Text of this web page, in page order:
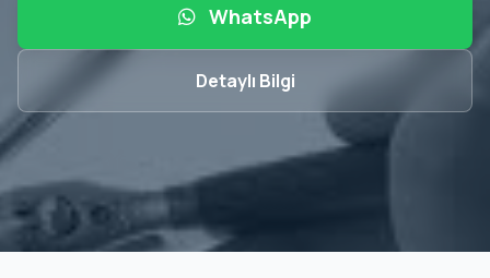
WhatsApp
Detaylı Bilgi